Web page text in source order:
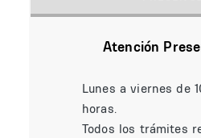
Atención
Lunes a viernes de
horas.
Todos los trámites